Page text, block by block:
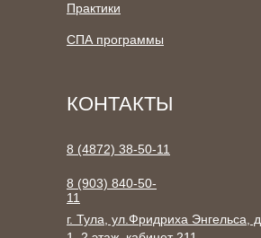
СПА программы
г. Тула, ул.Фридриха Энгельса, д
КОНТАКТЫ
8 (903) 840-50-
11
8 (4872) 38-50-11
Практики